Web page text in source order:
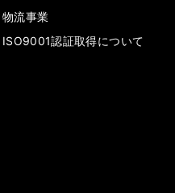
物流事業
ISO9001認証取得について